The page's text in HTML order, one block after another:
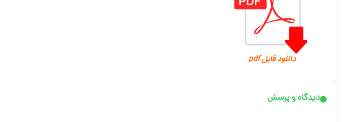
دانلود فایل pdf
دیدگاه و پرسش